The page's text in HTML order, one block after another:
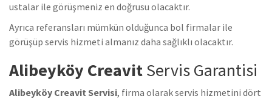
ustalar ile görüşmeniz en doğrusu olacaktır.
Ayrıca referansları mümkün olduğunca bol firmalar ile
görüşüp servis hizmeti almanız daha sağlıklı olacaktır.
Alibeyköy CreavitServis Garantisi
Alibeyköy Creavit Servisi, firma olarak servis hizmetini dört